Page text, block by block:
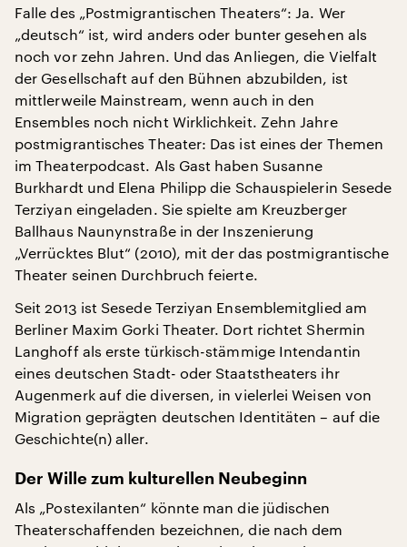
Falle des „Postmigrantischen Theaters“: Ja. Wer
„deutsch“ ist, wird anders oder bunter gesehen als
noch vor zehn Jahren. Und das Anliegen, die Vielfalt
der Gesellschaft auf den Bühnen abzubilden, ist
mittlerweile Mainstream, wenn auch in den
Ensembles noch nicht Wirklichkeit. Zehn Jahre
postmigrantisches Theater: Das ist eines der Themen
im Theaterpodcast. Als Gast haben Susanne
Burkhardt und Elena Philipp die Schauspielerin Sesede
Terziyan eingeladen. Sie spielte am Kreuzberger
Ballhaus Naunynstraße in der Inszenierung
„Verrücktes Blut“ (2010), mit der das postmigrantische
Theater seinen Durchbruch feierte.
Seit 2013 ist Sesede Terziyan Ensemblemitglied am
Berliner Maxim Gorki Theater. Dort richtet Shermin
Langhoff als erste türkisch-stämmige Intendantin
eines deutschen Stadt- oder Staatstheaters ihr
Augenmerk auf die diversen, in vielerlei Weisen von
Migration geprägten deutschen Identitäten – auf die
Geschichte(n) aller.
Der Wille zum kulturellen Neubeginn
Als „Postexilanten“ könnte man die jüdischen
Theaterschaffenden bezeichnen, die nach dem